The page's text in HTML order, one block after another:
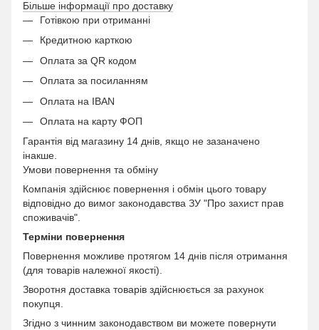
Більше інформації про доставку
Готівкою при отриманні
Кредитною карткою
Оплата за QR кодом
Оплата за посиланням
Оплата на IBAN
Оплата на карту ФОП
Гарантія від магазину 14 днів, якщо не зазаначено
інакше.
Умови повернення та обміну
Компанія здійснює повернення і обмін цього товару
відповідно до вимог законодавства ЗУ "Про захист прав
споживачів".
Терміни повернення
Повернення можливе протягом 14 днів після отримання
(для товарів належної якості).
Зворотня доставка товарів здійснюється за рахунок
покупця.
Згідно з чинним законодавством ви можете повернути